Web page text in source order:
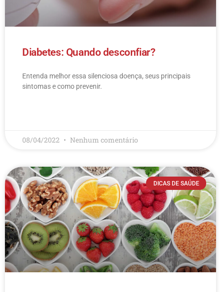
Diabetes: Quando desconfiar?
Entenda melhor essa silenciosa doença, seus principais
sintomas e como prevenir.
08/04/2022 Nenhum comentário
DICAS DE SAÚDE